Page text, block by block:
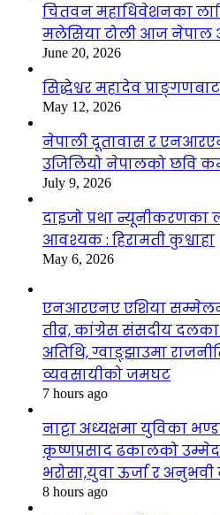
चितवन महाधिवेशनका
मलेसिया टोली आज नेपाल
June 20, 2026
सिद्धेश्वर महादेव
May 12, 2026
नेपाली दूतावास र
उजिलियो नेपालको छवि
July 9, 2026
दाइजो प्रथा
आवश्यक : हिरामती कुश्वाहा
May 6, 2026
एनआरएनए एशिया
तीव्र, कांग्रेस संसदीय
अतिथि, ग्वाङ्झाउमा
व्यवसायीको जमघट
7 hours ago
नाट्टा अध्यक्षमा युविका
कृष्णप्रसाद ढकालको
भरोसा,युवा ऊर्जा र
8 hours ago